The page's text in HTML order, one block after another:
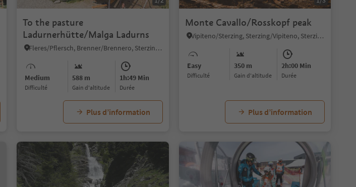
To the pasture
Ladurnerhütte/Malga Ladurns
Fleres/Pflersch, Brenner/Brennero, Sterzing/Vipiteno and environs
Medium
Difficulté
588 m
Gain d'altitude
1h:49 Min
durée
Plus d’information
Monte Cavallo/Rosskopf peak
Vipiteno/Sterzing, Sterzing/Vipiteno, Sterzing/Vipiteno and environs
Easy
Difficulté
350 m
Gain d'altitude
2h:00 Min
durée
Plus d’information